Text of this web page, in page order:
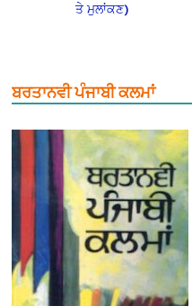
ਤੇ ਮੁਲਾਂਕਣ)
ਬਰਤਾਨਵੀ ਪੰਜਾਬੀ ਕਲਮਾਂ